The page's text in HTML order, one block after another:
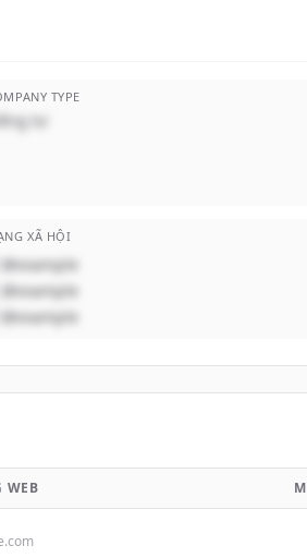
TYPE
tư
XÃ HỘI
@example
@example
@example
WEB